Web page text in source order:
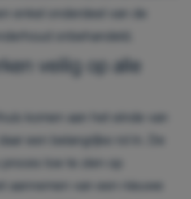
enkel onderdeel van de
onbehandeld.
veilig op alle
komen aan het einde van
een belangrijke rol in. De
toe te zien op
aannemen van een nieuwe